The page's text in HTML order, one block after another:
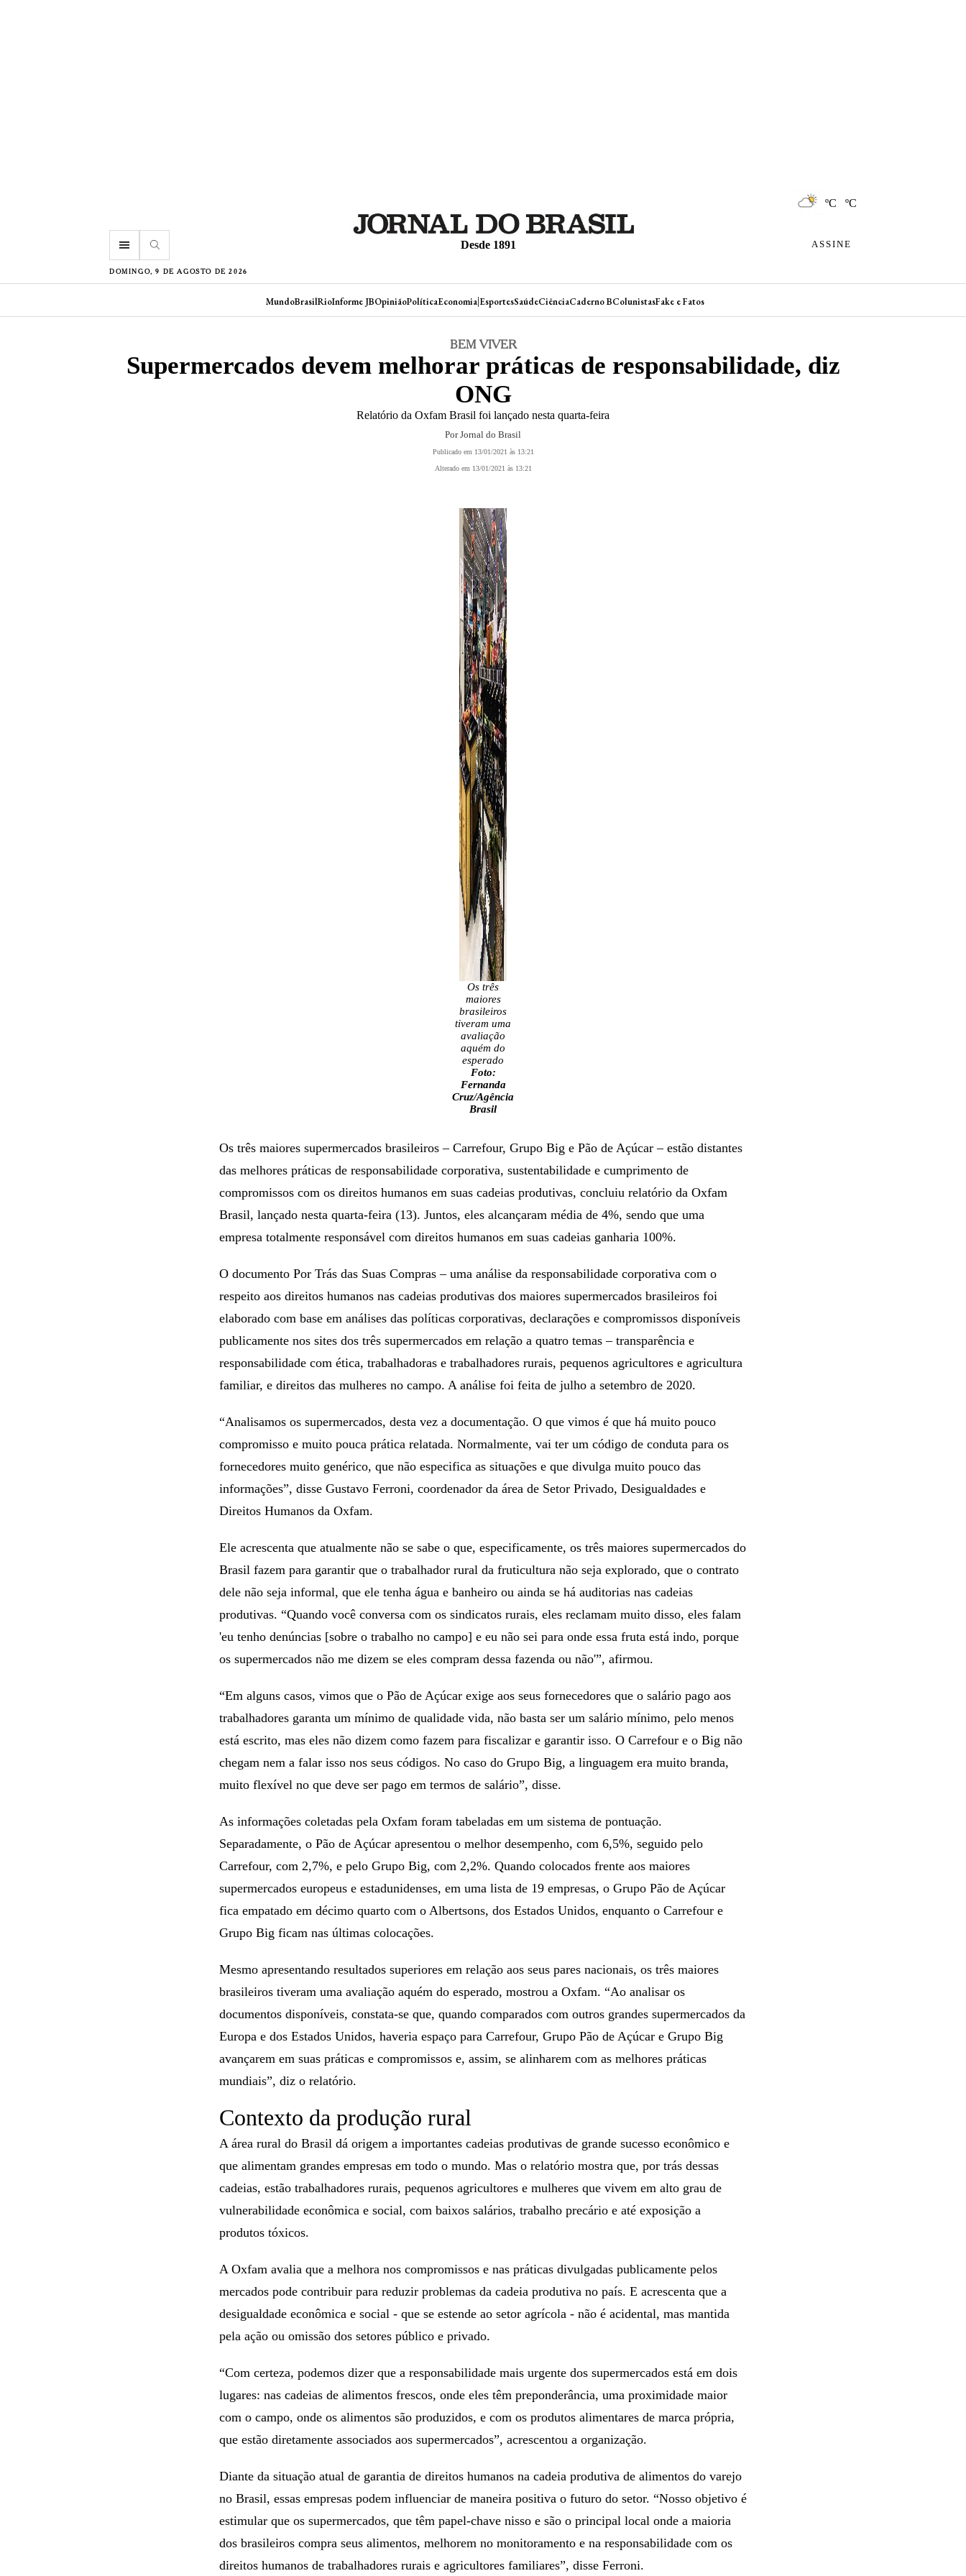
ºC ºC
menu Desde 1891 ASSINE
DOMINGO, 9 DE AGOSTO DE 2026
MundoBrasilRioInforme JBOpiniãoPolíticaEconomia|EsportesSaúdeCiênciaCaderno BColunistasFake e Fatos
BEM VIVER
Supermercados devem melhorar práticas de responsabilidade, diz
ONG
Relatório da Oxfam Brasil foi lançado nesta quarta-feira
Por Jornal do Brasil
Publicado em 13/01/2021 às 13:21
Alterado em 13/01/2021 às 13:21
Os três
maiores
brasileiros
tiveram uma
avaliação
aquém do
esperado
Foto:
Fernanda
Cruz/Agência
Brasil
Os três maiores supermercados brasileiros – Carrefour, Grupo Big e Pão de Açúcar – estão distantes
das melhores práticas de responsabilidade corporativa, sustentabilidade e cumprimento de
compromissos com os direitos humanos em suas cadeias produtivas, concluiu relatório da Oxfam
Brasil, lançado nesta quarta-feira (13). Juntos, eles alcançaram média de 4%, sendo que uma
empresa totalmente responsável com direitos humanos em suas cadeias ganharia 100%.
O documento Por Trás das Suas Compras – uma análise da responsabilidade corporativa com o
respeito aos direitos humanos nas cadeias produtivas dos maiores supermercados brasileiros foi
elaborado com base em análises das políticas corporativas, declarações e compromissos disponíveis
publicamente nos sites dos três supermercados em relação a quatro temas – transparência e
responsabilidade com ética, trabalhadoras e trabalhadores rurais, pequenos agricultores e agricultura
familiar, e direitos das mulheres no campo. A análise foi feita de julho a setembro de 2020.
“Analisamos os supermercados, desta vez a documentação. O que vimos é que há muito pouco
compromisso e muito pouca prática relatada. Normalmente, vai ter um código de conduta para os
fornecedores muito genérico, que não especifica as situações e que divulga muito pouco das
informações”, disse Gustavo Ferroni, coordenador da área de Setor Privado, Desigualdades e
Direitos Humanos da Oxfam.
Ele acrescenta que atualmente não se sabe o que, especificamente, os três maiores supermercados do
Brasil fazem para garantir que o trabalhador rural da fruticultura não seja explorado, que o contrato
dele não seja informal, que ele tenha água e banheiro ou ainda se há auditorias nas cadeias
produtivas. “Quando você conversa com os sindicatos rurais, eles reclamam muito disso, eles falam
'eu tenho denúncias [sobre o trabalho no campo] e eu não sei para onde essa fruta está indo, porque
os supermercados não me dizem se eles compram dessa fazenda ou não'”, afirmou.
“Em alguns casos, vimos que o Pão de Açúcar exige aos seus fornecedores que o salário pago aos
trabalhadores garanta um mínimo de qualidade vida, não basta ser um salário mínimo, pelo menos
está escrito, mas eles não dizem como fazem para fiscalizar e garantir isso. O Carrefour e o Big não
chegam nem a falar isso nos seus códigos. No caso do Grupo Big, a linguagem era muito branda,
muito flexível no que deve ser pago em termos de salário”, disse.
As informações coletadas pela Oxfam foram tabeladas em um sistema de pontuação.
Separadamente, o Pão de Açúcar apresentou o melhor desempenho, com 6,5%, seguido pelo
Carrefour, com 2,7%, e pelo Grupo Big, com 2,2%. Quando colocados frente aos maiores
supermercados europeus e estadunidenses, em uma lista de 19 empresas, o Grupo Pão de Açúcar
fica empatado em décimo quarto com o Albertsons, dos Estados Unidos, enquanto o Carrefour e
Grupo Big ficam nas últimas colocações.
Mesmo apresentando resultados superiores em relação aos seus pares nacionais, os três maiores
brasileiros tiveram uma avaliação aquém do esperado, mostrou a Oxfam. “Ao analisar os
documentos disponíveis, constata-se que, quando comparados com outros grandes supermercados da
Europa e dos Estados Unidos, haveria espaço para Carrefour, Grupo Pão de Açúcar e Grupo Big
avançarem em suas práticas e compromissos e, assim, se alinharem com as melhores práticas
mundiais”, diz o relatório.
Contexto da produção rural
A área rural do Brasil dá origem a importantes cadeias produtivas de grande sucesso econômico e
que alimentam grandes empresas em todo o mundo. Mas o relatório mostra que, por trás dessas
cadeias, estão trabalhadores rurais, pequenos agricultores e mulheres que vivem em alto grau de
vulnerabilidade econômica e social, com baixos salários, trabalho precário e até exposição a
produtos tóxicos.
A Oxfam avalia que a melhora nos compromissos e nas práticas divulgadas publicamente pelos
mercados pode contribuir para reduzir problemas da cadeia produtiva no país. E acrescenta que a
desigualdade econômica e social - que se estende ao setor agrícola - não é acidental, mas mantida
pela ação ou omissão dos setores público e privado.
“Com certeza, podemos dizer que a responsabilidade mais urgente dos supermercados está em dois
lugares: nas cadeias de alimentos frescos, onde eles têm preponderância, uma proximidade maior
com o campo, onde os alimentos são produzidos, e com os produtos alimentares de marca própria,
que estão diretamente associados aos supermercados”, acrescentou a organização.
Diante da situação atual de garantia de direitos humanos na cadeia produtiva de alimentos do varejo
no Brasil, essas empresas podem influenciar de maneira positiva o futuro do setor. “Nosso objetivo é
estimular que os supermercados, que têm papel-chave nisso e são o principal local onde a maioria
dos brasileiros compra seus alimentos, melhorem no monitoramento e na responsabilidade com os
direitos humanos de trabalhadores rurais e agricultores familiares”, disse Ferroni.